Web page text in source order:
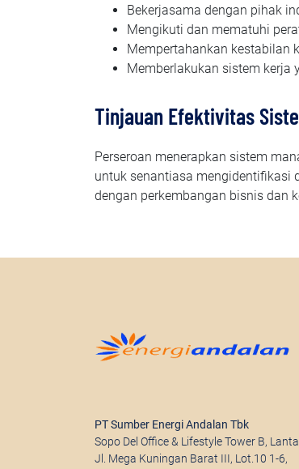
Bekerjasama dengan pihak
Mengikuti dan mematuhi
Mempertahankan kestabilan
Memberlakukan sistem kerja
Tinjauan Efektivitas
Perseroan menerapkan sistem
untuk senantiasa mengidentifikasi
dengan perkembangan bisnis dan
PT Sumber Energi Andalan Tbk
Sopo Del Office & Lifestyle Tower B,
Jl. Mega Kuningan Barat III, Lot.10 1-6,